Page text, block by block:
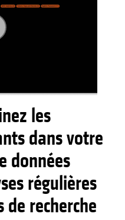
les
dans votre
données
régulières
de recherche